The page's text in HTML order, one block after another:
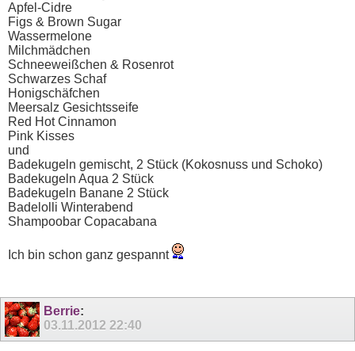
Apfel-Cidre
Figs & Brown Sugar
Wassermelone
Milchmädchen
Schneeweißchen & Rosenrot
Schwarzes Schaf
Honigschäfchen
Meersalz Gesichtsseife
Red Hot Cinnamon
Pink Kisses
und
Badekugeln gemischt, 2 Stück (Kokosnuss und Schoko)
Badekugeln Aqua 2 Stück
Badekugeln Banane 2 Stück
Badelolli Winterabend
Shampoobar Copacabana
Ich bin schon ganz gespannt
Berrie:
03.11.2012 22:40